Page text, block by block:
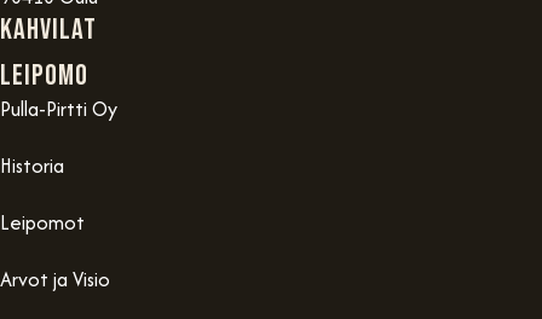
Kahvilat
Leipomo
Pulla-Pirtti Oy
Historia
Leipomot
Arvot ja Visio